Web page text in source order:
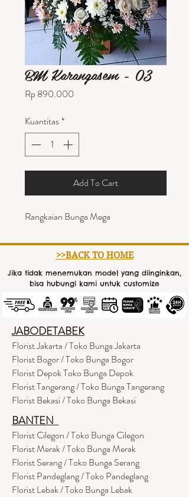
BM Karangasem - 03
Rp 890.000
Kuantitas*
Add To Cart
Rangkaian Bunga Mega
>>BACK TO HOME
Jika tidak menemukan model yang diinginkan,
bisa hubungi kami untuk customize
JABODETABEK
Florist Jakarta / Toko Bunga Jakarta
Florist Bogor / Toko Bunga Bogor
Florist Depok Toko Bunga Depok
Florist Tangerang / Toko Bunga Tangerang
Florist Bekasi / Toko Bunga Bekasi
BANTEN
Florist Cilegon / Toko Bunga Cilegon
Florist Merak / Toko Bunga Merak
Florist Serang / Toko Bunga Serang
Florist Pandeglang / Toko Pandeglang
Florist Lebak / Toko Bunga Lebak